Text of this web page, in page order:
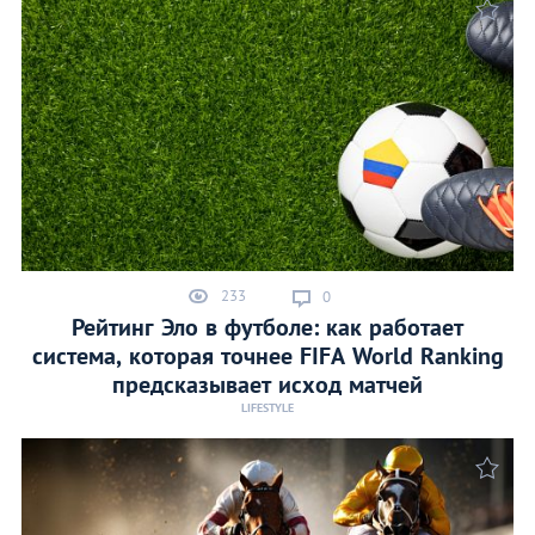
233 0
Рейтинг Эло в футболе: как работает
система, которая точнее FIFA World Ranking
предсказывает исход матчей
LIFESTYLE